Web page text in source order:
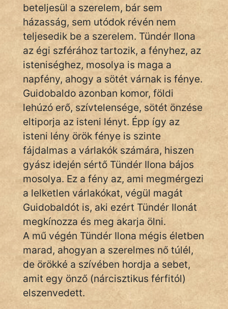
beteljesül a szerelem, bár sem
házasság, sem utódok révén nem
teljesedik be a szerelem. Tündér Ilona
az égi szférához tartozik, a fényhez, az
isteniséghez, mosolya is maga a
napfény, ahogy a sötét várnak is fénye.
Guidobaldo azonban komor, földi
lehúzó erő, szívtelensége, sötét önzése
eltiporja az isteni lényt. Épp így az
isteni lény örök fénye is szinte
fájdalmas a várlakók számára, hiszen
gyász idején sértő Tündér Ilona bájos
mosolya. Ez a fény az, ami megmérgezi
a lelketlen várlakókat, végül magát
Guidobaldót is, aki ezért Tündér Ilonát
megkínozza és meg akarja ölni.
A mű végén Tündér Ilona mégis életben
marad, ahogyan a szerelmes nő túlél,
de örökké a szívében hordja a sebet,
amit egy önző (nárcisztikus férfitól)
elszenvedett.